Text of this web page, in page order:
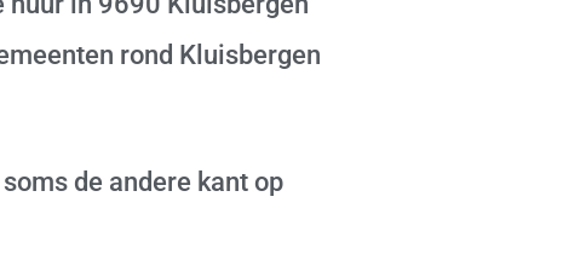
rond Kluisbergen
de andere kant op